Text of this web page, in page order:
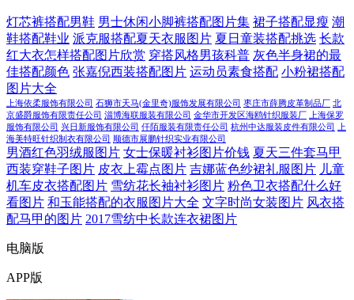
灯芯裤搭配男鞋 男士休闲小脚裤搭配图片集 裙子搭配显瘦 潮
鞋搭配鞋业 派克服搭配夏天衣服图片 夏日童装搭配挑选 长款
红大衣怎样搭配图片欣赏 穿搭风格男孩科普 灰色半身裙的最
佳搭配颜色 张嘉倪西装搭配图片 运动员素食搭配 小粉裙搭配
图片大全
上海依柔服饰有限公司 石狮市天马(金里奇)服饰发展有限公司 枣庄市薛腾皮革制品厂 北
京盛爵服饰有限责任公司 淄博海联服装有限公司 金华市开发区海鸥针织服装厂
上海保罗
服饰有限公司 兴日新服饰有限公司 仟陌服装有限责任公司 杭州中达服装皮件有限公司
上
海美特旺针织制衣有限公司 顺德市展鹏针织实业有限公司
男酒红色羽绒服图片 女士保暖衬衫图片价钱 夏天三件套马甲
西装穿鞋子图片 皮衣上霉点图片 吉娜蓝色纱裙礼服图片 儿童
机车皮衣搭配图片 雪纺花长袖衬衫图片 粉色卫衣搭配什么好
看图片 和玉能搭配的衣服图片大全 文字时尚女装图片 风衣搭
配马甲的图片 2017雪纺中长款连衣裙图片
电脑版
APP版